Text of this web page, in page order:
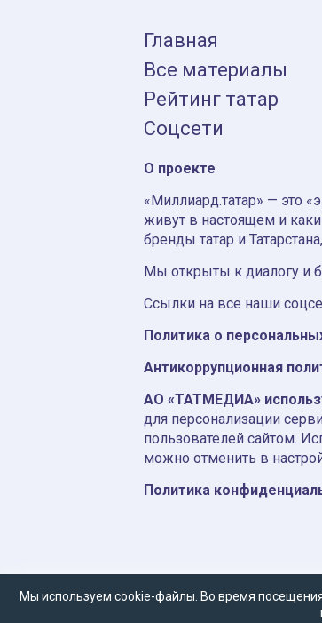
Главная
Все материалы
Рейтинг татар
Соцсети
О проекте
«Миллиард.татар» — это
живут в настоящем и
бренды татар и
Мы открыты к диалогу и
Ссылки на все наши
Политика о
Антикоррупционная
АО «ТАТМЕДИА»
для персонализации
пользователей сайтом.
можно отменить в
Политика
Мы используем cookie-файлы. Во время